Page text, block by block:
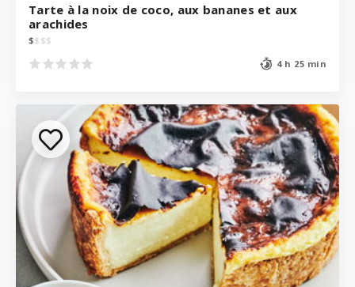
Tarte à la noix de coco, aux bananes et aux
arachides
$$ $$
4 h 25 min